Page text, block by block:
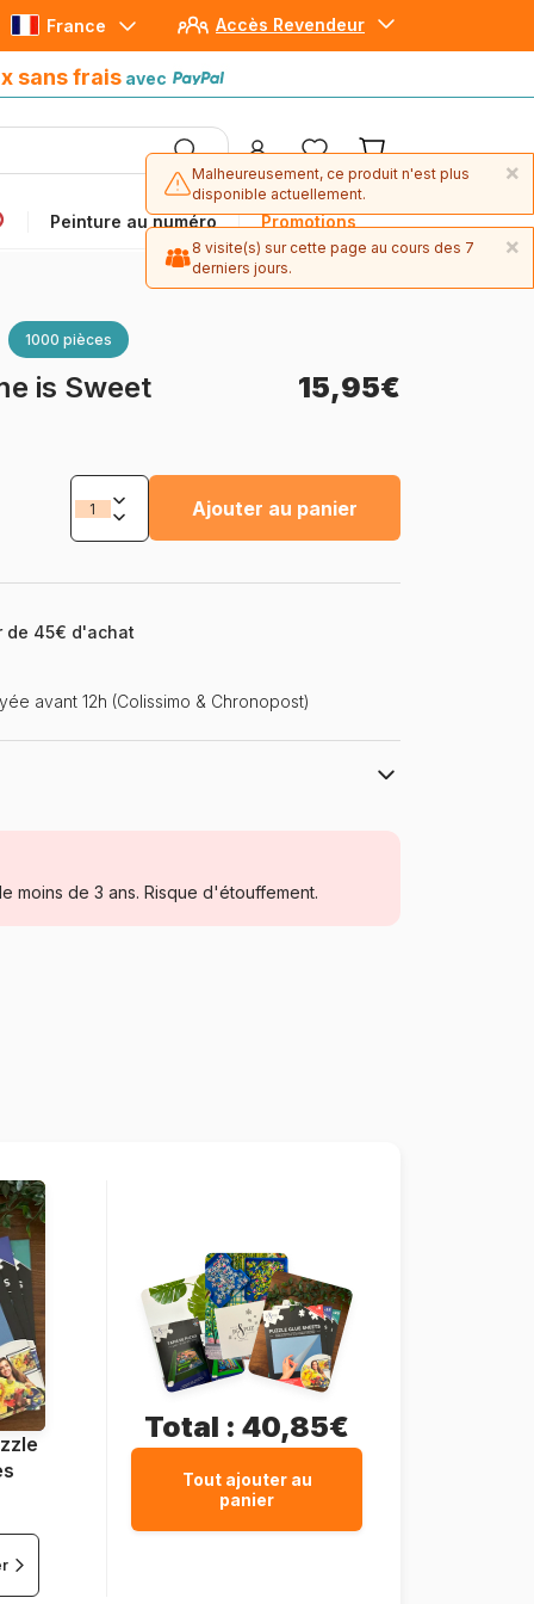
Accès Revendeur
France
sans frais avec
Peinture au numéro Promotions
avec Paypal
1000 pièces
is Sweet 15,95€
Ajouter au panier
de 45€ d'achat
avant 12h (Colissimo & Chronopost)
Puzzle pour Adultes (500 à 48.000
moins de 3 ans. Risque d'étouffement.
Total : 40,85€
Tout ajouter au
panier
×
Malheureusement, ce produit n'est plus
disponible actuellement.
×
8 visite(s) sur cette page au cours des 7
derniers jours.